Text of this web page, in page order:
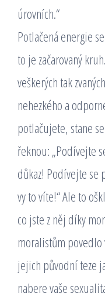
úrovních.“
Potlačená energie
to je začarovaný
veškerých tak
nehezkého a
potlačujete, stane
řeknou: „Podívejte
důkaz! Podívejte se
vy to víte!“ Ale to
co jste z něj díky
moralistům povedlo
jejich původní teze
nabere vaše